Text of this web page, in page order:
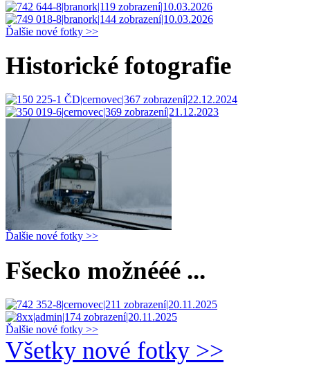
Ďalšie nové fotky >>
Historické fotografie
Ďalšie nové fotky >>
Fšecko možnééé ...
Ďalšie nové fotky >>
Všetky nové fotky >>